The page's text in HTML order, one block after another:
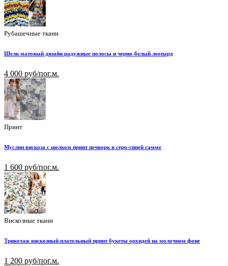
Рубашечные ткани
Шелк матовый дизайн радужные полосы и черно-белый леопард
4 000 руб/пог.м.
Принт
Муслин вискоза с шелком принт печворк в серо-синей гамме
1 600 руб/пог.м.
Вискозные ткани
Трикотаж вискозный плательный принт букеты орхидей на молочном фоне
1 200 руб/пог.м.